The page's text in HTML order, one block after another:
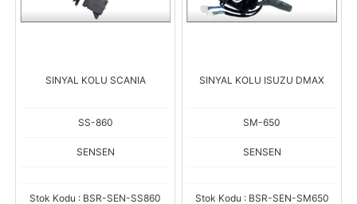
SINYAL KOLU SCANIA
SS-860
SENSEN
Stok Kodu : BSR-SEN-SS860
SINYAL KOLU ISUZU DMAX
SM-650
SENSEN
Stok Kodu : BSR-SEN-SM650